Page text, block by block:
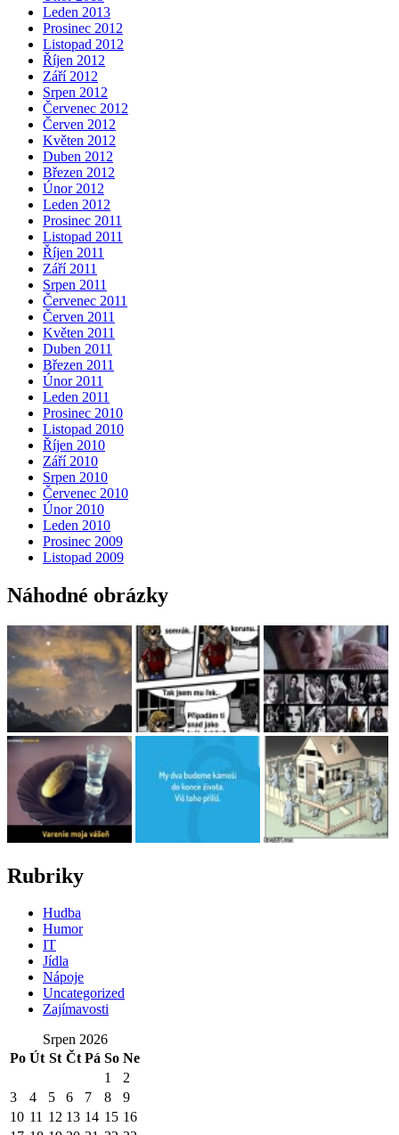
Leden 2013
Prosinec 2012
Listopad 2012
Říjen 2012
Září 2012
Srpen 2012
Červenec 2012
Červen 2012
Květen 2012
Duben 2012
Březen 2012
Únor 2012
Leden 2012
Prosinec 2011
Listopad 2011
Říjen 2011
Září 2011
Srpen 2011
Červenec 2011
Červen 2011
Květen 2011
Duben 2011
Březen 2011
Únor 2011
Leden 2011
Prosinec 2010
Listopad 2010
Říjen 2010
Září 2010
Srpen 2010
Červenec 2010
Únor 2010
Leden 2010
Prosinec 2009
Listopad 2009
Náhodné obrázky
Rubriky
Hudba
Humor
IT
Jídla
Nápoje
Uncategorized
Zajímavosti
Srpen 2026
Po Út St Čt Pá So Ne
1
2
3
4 5 6 7 8
9
10 11 12 13 14 15 16